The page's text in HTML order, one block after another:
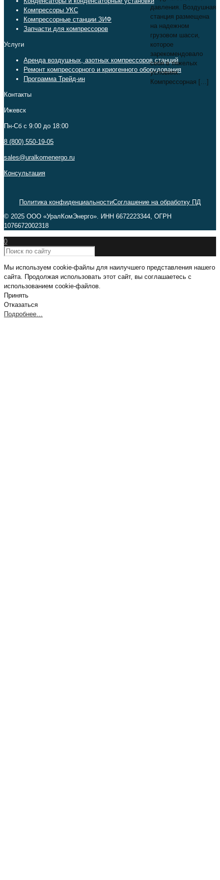
давления. Воздушная
станция размещена
на надежном
грузовом шасси,
которое
зарекомендовало
себя в тяжелых
условиях.
Компрессорная […]
Компрессоры УКС
Компрессорные станции ЗИФ
Запчасти для компрессоров
Услуги
Аренда воздушных, азотных компрессоров станций
Ремонт компрессорного и криогенного оборудования
Программа Трейд-ин
Контакты
Ижевск
Пн-Сб c 9:00 до 18:00
8 (800) 550-19-05
sales@uralkomenergo.ru
Консультация
Политика конфиденциальностиСоглашение на обработку ПД
© 2025 ООО «УралКомЭнерго». ИНН 6672223344, ОГРН
1076672002318
0
Мы используем cookie-файлы для наилучшего представления нашего
сайта. Продолжая использовать этот сайт, вы соглашаетесь с
использованием cookie-файлов.
Принять
Отказаться
Подробнее…